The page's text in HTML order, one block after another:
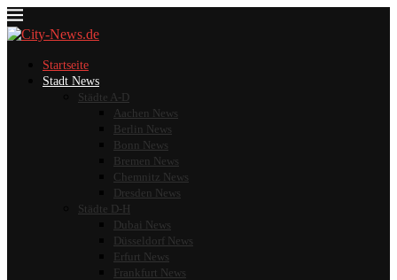
Startseite
Stadt News
Städte A-D
Aachen News
Berlin News
Bonn News
Bremen News
Chemnitz News
Dresden News
Städte D-H
Dubai News
Düsseldorf News
Erfurt News
Frankfurt News